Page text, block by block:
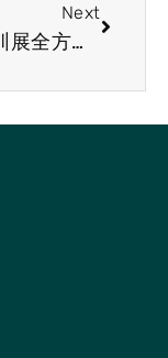
Next
CPHI深圳展全方位展后报告最新出炉！共盼2025年重逢盛景！